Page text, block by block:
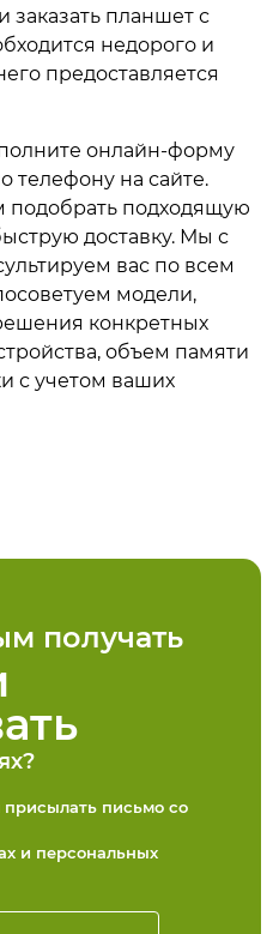
заказать планшет с
недорого и
предоставляется
онлайн-форму
телефону на сайте.
подходящую
доставку. Мы с
вас по всем
модели,
конкретных
объем памяти
с учетом ваших
получать
письмо со
и персональных